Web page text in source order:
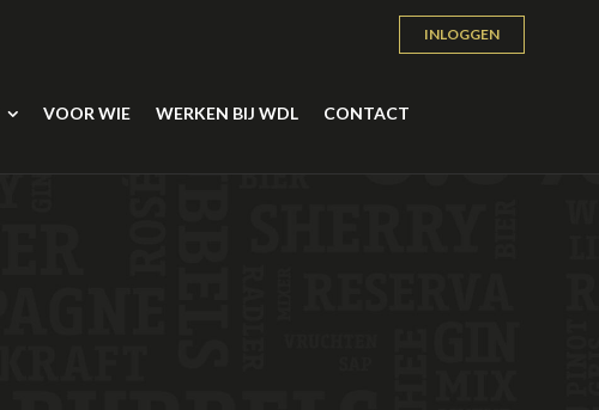
INLOGGEN
VOOR WIE WERKEN BIJ WDL CONTACT